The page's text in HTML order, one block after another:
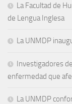
La Facultad de
de Lengua Inglesa
La UNMDP
Investigadores
enfermedad que
La UNMDP